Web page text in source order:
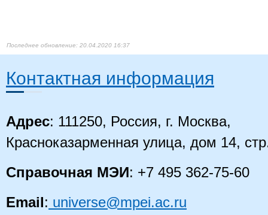
20.04.2020 16:37
Контактная информация
Адрес: 111250, Россия, г. Москва,
Красноказарменная улица, дом 14,
Справочная МЭИ: +7 495 362-75-60
Email: universe@mpei.ac.ru